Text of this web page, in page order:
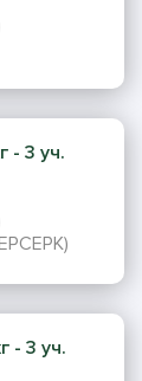
- 3 уч.
- 3 уч.